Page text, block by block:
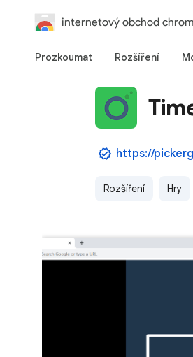
internetový obchod
Prozkoumat Rozšíření
https://
Rozšíření Hry